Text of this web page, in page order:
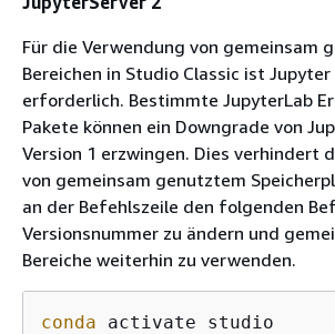
Für die Verwendung von gemeinsam
Bereichen in Studio Classic ist Jupyter
erforderlich. Bestimmte JupyterLab
Pakete können ein Downgrade von
Version 1 erzwingen. Dies verhindert
von gemeinsam genutztem
an der Befehlszeile den folgenden
Versionsnummer zu ändern und
Bereiche weiterhin zu verwenden.
conda